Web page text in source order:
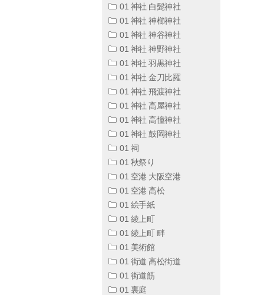
01 神社 白髭神社
01 神社 神櫛神社
01 神社 神谷神社
01 神社 神野神社
01 神社 羽黒神社
01 神社 金刀比羅
01 神社 飛渡神社
01 神社 高屋神社
01 神社 高憧神社
01 神社 鼓岡神社
01 祠
01 秋祭り
01 空港 大阪空港
01 空港 高松
01 絵手紙
01 綾上町
01 綾上町 畔
01 美術館
01 街道 高松街道
01 街道筋
01 裏庭